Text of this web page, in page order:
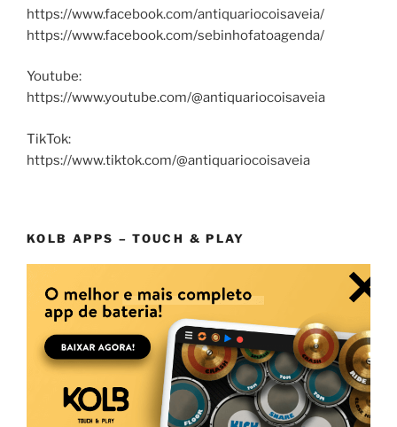
https://www.facebook.com/antiquariocoisaveia/
https://www.facebook.com/sebinhofatoagenda/
Youtube:
https://www.youtube.com/@antiquariocoisaveia
TikTok:
https://www.tiktok.com/@antiquariocoisaveia
KOLB APPS – TOUCH & PLAY